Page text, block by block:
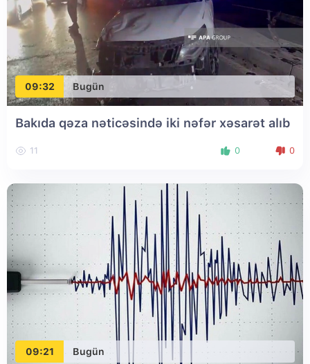
09:32 Bugün
Bakıda qəza nəticəsində iki nəfər xəsarət alıb
11 0 0
09:21 Bugün